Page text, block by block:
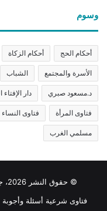
وسوم
أحكام الحج أحكام الزكاة
الأسرة والمجتمع الشباب
د.مسعود صبري دار
فتاوى المرأة فتاوى النساء
مسلمي الغرب
© حقوق النشر 2026، جميع الحقوق محفوظة | مفتي أونلاين
فتاوى شرعية أسئلة وأجوبة